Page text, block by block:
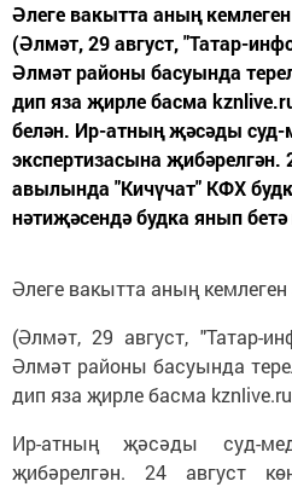
Әлеге вакытта аның
(Әлмәт, 29 август, "Татар-
Әлмәт районы басуында
дип яза җирле басма
белән. Ир-атның җәсәды суд-
экспертизасына җибәрелгән.
авылында "Кичүчат" КФХ
нәтиҗәсендә будка янып
Әлеге вакытта аның
(Әлмәт, 29 август, "Татар-
Әлмәт районы басуында
дип яза җирле басма
Ир-атның җәсәды суд-
җибәрелгән. 24 август